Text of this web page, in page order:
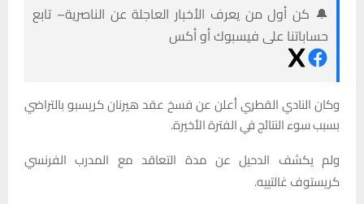
🔔 كن أول من يعرف الأخبار العاجلة عن الناصرية– تابع
حساباتنا على فيسبوك أو أكس
وكان النادي القطري أعلن عن فسخ عقد هيرنان كريسبو بالتراضي
بسبب سوء النتائج في الفترة الأخيرة.
ولم يكشف الدحيل عن مدة التعاقد مع المدرب الفرنسي
كريستوف غالتييه.